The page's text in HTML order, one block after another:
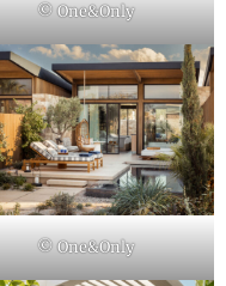
© One&Only
© One&Only